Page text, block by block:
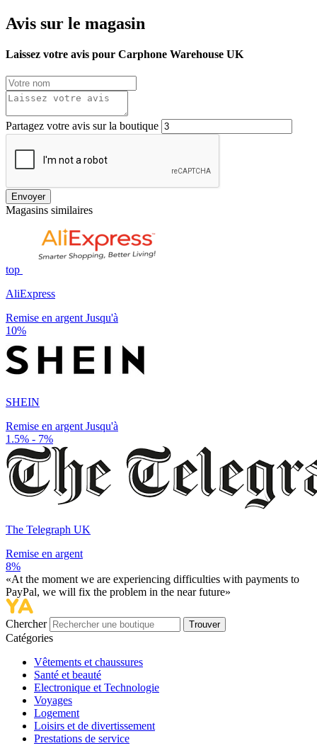
Avis sur le magasin
Laissez votre avis pour Carphone Warehouse UK
Partagez votre avis sur la boutique
Envoyer
Magasins similaires
top
AliExpress
Remise en argent Jusqu'à
10%
SHEIN
Remise en argent Jusqu'à
1.5% - 7%
The Telegraph UK
Remise en argent
8%
«At the moment we are experiencing difficulties with payments to
PayPal, we will fix the problem in the near future»
Chercher Trouver
Catégories
Vêtements et chaussures
Santé et beauté
Electronique et Technologie
Voyages
Logement
Loisirs et de divertissement
Prestations de service